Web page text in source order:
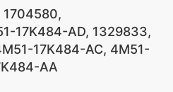
1704580,
17K484-AD, 1329833,
17K484-AC, 4M51-
AA